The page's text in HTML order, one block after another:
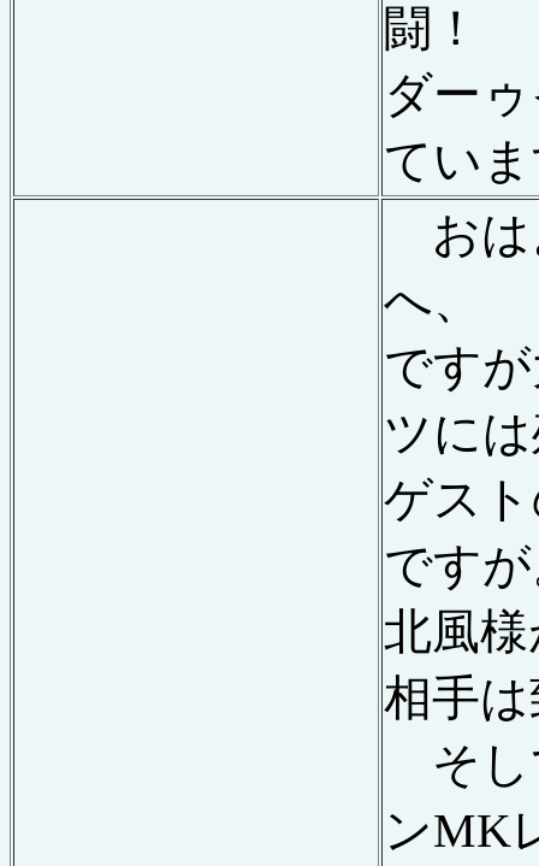
闘！
ダー
てい
おは
へ、
です
ツに
ゲス
です
北風
相手
そし
ンMK